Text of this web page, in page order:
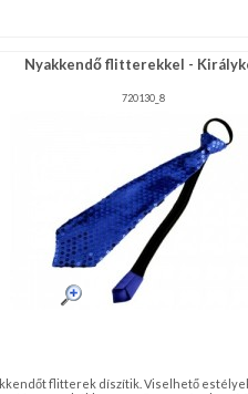
Nyakkendő flitterekkel -
720130_8
flitterek díszítik. Viselhető